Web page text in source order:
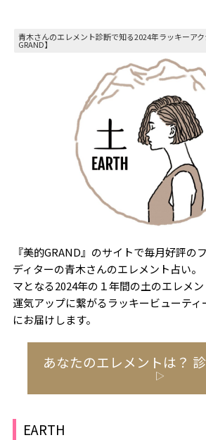
青木さんのエレメント診断で知る2024年ラッキーア
GRAND】
『美的GRAND』のサイトで毎月好評の
ディターの青木さんのエレメント占い。
マとなる2024年の１年間の土のエレメ
運気アップに繋がるラッキービューティ
にお届けします。
あなたのエレメントは？
▷
EARTH